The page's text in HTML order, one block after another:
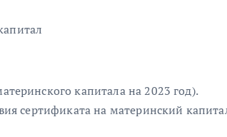
капитала на 2023 год).
сертификата на материнский